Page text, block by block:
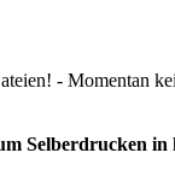
- Momentan
Selberdrucken in